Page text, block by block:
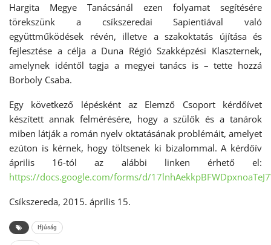
Hargita Megye Tanácsánál ezen folyamat segítésére
törekszünk a csíkszeredai Sapientiával való
együttműködések révén, illetve a szakoktatás újítása és
fejlesztése a célja a Duna Régió Szakképzési Klaszternek,
amelynek idéntől tagja a megyei tanács is – tette hozzá
Borboly Csaba.
Egy következő lépésként az Elemző Csoport kérdőívet
készített annak felmérésére, hogy a szülők és a tanárok
miben látják a román nyelv oktatásának problémáit, amelyet
ezúton is kérnek, hogy töltsenek ki bizalommal. A kérdőív
április 16-tól az alábbi linken érhető el:
https://docs.google.com/forms/d/
Csíkszereda, 2015. április 15.
Ifjúság